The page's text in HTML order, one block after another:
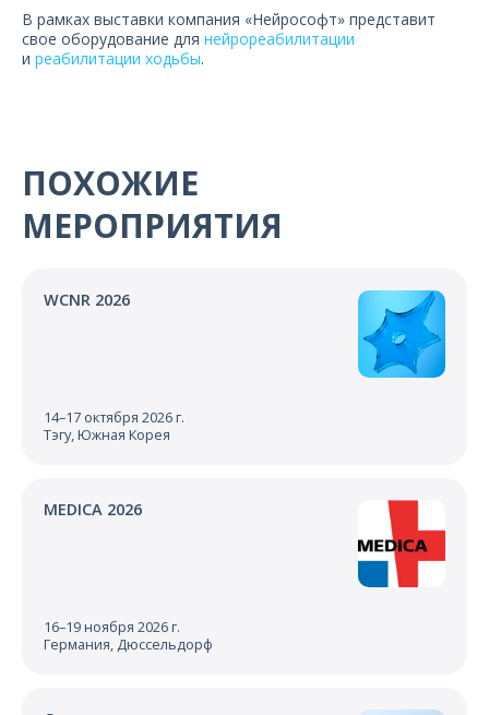
В рамках выставки компания «Нейрософт» представит
свое оборудование для нейрореабилитации
и реабилитации ходьбы.
ПОХОЖИЕ
МЕРОПРИЯТИЯ
WCNR 2026
14–17 октября 2026 г.
Тэгу, Южная Корея
MEDICA 2026
16–19 ноября 2026 г.
Германия, Дюссельдорф